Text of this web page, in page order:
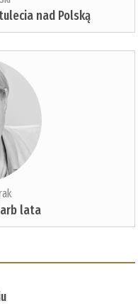
nad Polską
lata